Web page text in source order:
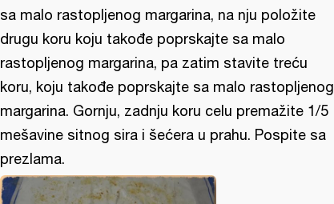
sa malo rastopljenog margarina, na nju položite
drugu koru koju takođe poprskajte sa malo
rastopljenog margarina, pa zatim stavite treću
koru, koju takođe poprskajte sa malo rastopljenog
margarina. Gornju, zadnju koru celu premažite 1/5
mešavine sitnog sira i šećera u prahu. Pospite sa
prezlama.